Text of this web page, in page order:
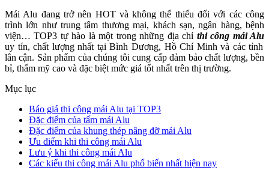
Mái Alu đang trở nên HOT và không thể thiếu đối với các công
trình lớn như trung tâm thương mại, khách sạn, ngân hàng, bệnh
viện… TOP3 tự hào là một trong những địa chỉ thi công mái Alu
uy tín, chất lượng nhất tại Bình Dương, Hồ Chí Minh và các tỉnh
lân cận. Sản phẩm của chúng tôi cung cấp đảm bảo chất lượng, bền
bỉ, thẩm mỹ cao và đặc biệt mức giá tốt nhất trên thị trường.
Mục lục
Báo giá thi công mái Alu tại TOP3
Đặc điểm của tấm mái Alu
Đặc điểm của khung thép nâng đỡ mái Alu
Ưu điểm khi thi công mái Alu
Lưu ý khi thi công mái Alu
Các kiểu thi công mái Alu phổ biến nhất hiện nay